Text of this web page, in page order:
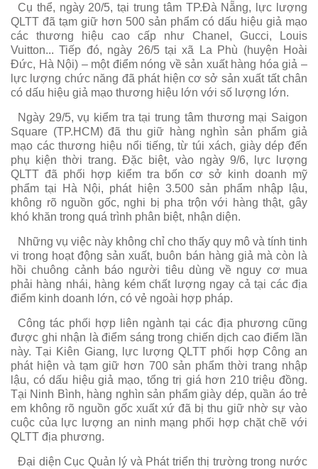
Cụ thể, ngày 20/5, tại trung tâm TP.Đà Nẵng, lực lượng
QLTT đã tạm giữ hơn 500 sản phẩm có dấu hiệu giả mạo
các thương hiệu cao cấp như Chanel, Gucci, Louis
Vuitton... Tiếp đó, ngày 26/5 tại xã La Phù (huyện Hoài
Đức, Hà Nội) – một điểm nóng về sản xuất hàng hóa giả –
lực lượng chức năng đã phát hiện cơ sở sản xuất tất chân
có dấu hiệu giả mạo thương hiệu lớn với số lượng lớn.
Ngày 29/5, vụ kiểm tra tại trung tâm thương mại Saigon
Square (TP.HCM) đã thu giữ hàng nghìn sản phẩm giả
mạo các thương hiệu nổi tiếng, từ túi xách, giày dép đến
phụ kiện thời trang. Đặc biệt, vào ngày 9/6, lực lượng
QLTT đã phối hợp kiểm tra bốn cơ sở kinh doanh mỹ
phẩm tại Hà Nội, phát hiện 3.500 sản phẩm nhập lậu,
không rõ nguồn gốc, nghi bị pha trộn với hàng thật, gây
khó khăn trong quá trình phân biệt, nhận diện.
Những vụ việc này không chỉ cho thấy quy mô và tính tinh
vi trong hoạt động sản xuất, buôn bán hàng giả mà còn là
hồi chuông cảnh báo người tiêu dùng về nguy cơ mua
phải hàng nhái, hàng kém chất lượng ngay cả tại các địa
điểm kinh doanh lớn, có vẻ ngoài hợp pháp.
Công tác phối hợp liên ngành tại các địa phương cũng
được ghi nhận là điểm sáng trong chiến dịch cao điểm lần
này. Tại Kiên Giang, lực lượng QLTT phối hợp Công an
phát hiện và tạm giữ hơn 700 sản phẩm thời trang nhập
lậu, có dấu hiệu giả mạo, tổng trị giá hơn 210 triệu đồng.
Tại Ninh Bình, hàng nghìn sản phẩm giày dép, quần áo trẻ
em không rõ nguồn gốc xuất xứ đã bị thu giữ nhờ sự vào
cuộc của lực lượng an ninh mạng phối hợp chặt chẽ với
QLTT địa phương.
Đại diện Cục Quản lý và Phát triển thị trường trong nước